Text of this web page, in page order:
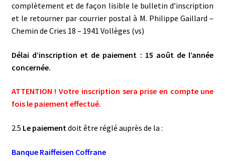
complètement et de façon lisible le bulletin d’inscription
et le retourner par courrier postal à M. Philippe Gaillard –
Chemin de Cries 18 – 1941 Vollèges (vs)
Délai d’inscription et de paiement : 15 août de l’année
concernée.
ATTENTION ! Votre inscription sera prise en compte une
fois le paiement effectué.
2.5 Le paiement doit être réglé auprès de la :
Banque Raiffeisen Coffrane